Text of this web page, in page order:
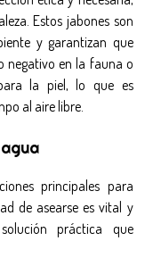
Estos jabones son
y garantizan que
negativo en la fauna o
la piel, lo que es
al aire libre.
principales para
de asearse es vital y
práctica que